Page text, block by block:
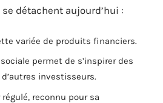
détachent aujourd’hui :
variée de produits financiers.
permet de s’inspirer des
investisseurs.
régulé, reconnu pour sa